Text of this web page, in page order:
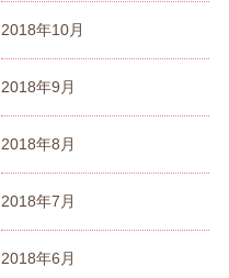
2018年10月
2018年9月
2018年8月
2018年7月
2018年6月